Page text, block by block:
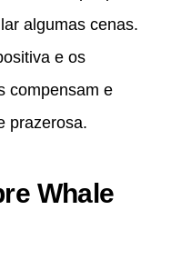
algumas cenas.
e os
compensam e
prazerosa.
Whale